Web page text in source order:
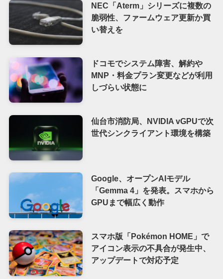
NEC「Aterm」シリーズに複数の
脆弱性、ファームウェア更新か買
い替えを
ドコモでシステム障害、解約や
MNP・料金プラン変更などが利用
しづらい状態に
仙台市消防局、NVIDIA vGPUで次
世代シンクライアント環境を構築
Google、オープンAIモデル
「Gemma 4」を発表。スマホから
GPUまで幅広く動作
スマホ版「Pokémon HOME」で
アイコン表示の不具合が発生中、
アップデートで対応予定